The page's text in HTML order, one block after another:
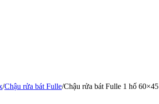
/Chậu rửa bát Fulle/Chậu rửa bát Fulle 1 hố 60×45